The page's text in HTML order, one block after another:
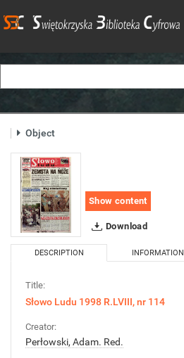
Object
Show content
Download
DESCRIPTION INFORMATION
Title:
Słowo Ludu 1998 R.LVIII, nr 114
Creator:
Perłowski, Adam. Red.